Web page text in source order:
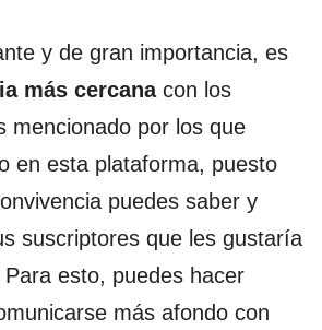
y de gran importancia, es
más cercanacon los
mencionado por los que
en esta plataforma, puesto
puedes saber y
suscriptores que les gustaría
esto, puedes hacer
más afondo con